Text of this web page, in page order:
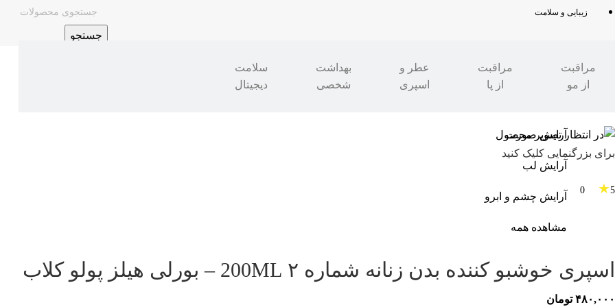
جستجو
زیبایی و سلامت
مراقبت
از مو
مراقبت
از پا
عطر و
اسپری
بهداشت
شخصی
سلامت
دیجیتال
آرایش صورت
آرایش لب
آرایش چشم و ابرو
مشاهده همه
مدرن شو»
برای بزرگنمایی کلیک کنید
5
★
اسپری خوشبو کننده بدن زنانه شماره ۲ 200ML – بورلی هیلز پولو کلاب
۴۸۰,۰۰۰ تومان